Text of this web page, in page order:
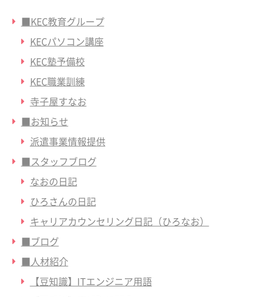
■KEC教育グループ
KECパソコン講座
KEC塾予備校
KEC職業訓練
寺子屋すなお
■お知らせ
派遣事業情報提供
■スタッフブログ
なおの日記
ひろさんの日記
キャリアカウンセリング日記（ひろなお）
■ブログ
■人材紹介
【豆知識】ITエンジニア用語